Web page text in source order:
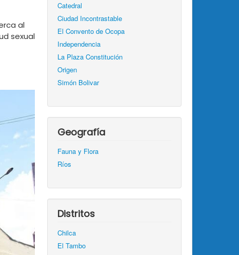
al
sexual
Catedral
Ciudad Incontrastable
El Convento de Ocopa
Independencia
La Plaza Constitución
Origen
Simón Bolivar
Geografía
Fauna y Flora
Ríos
Distritos
Chilca
El Tambo